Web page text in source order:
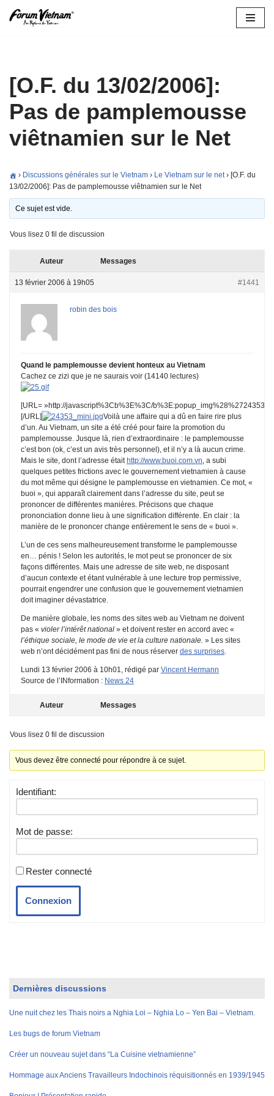
[O.F. du 13/02/2006]:
Pas de pamplemousse
viêtnamien sur le Net
› Discussions générales sur le Vietnam › Le Vietnam sur le net › [O.F. du
13/02/2006]: Pas de pamplemousse viêtnamien sur le Net
Ce sujet est vide.
Vous lisez 0 fil de discussion
Auteur Messages
13 février 2006 à 19h05 #1441
robin des bois
Quand le pamplemousse devient honteux au Vietnam
Cachez ce zizi que je ne saurais voir (14140 lectures)
[URL= »http://javascript%3Cb%3E%3C/
[/URL]
Voilà une affaire qui a dû en faire rire plus
d’un. Au Vietnam, un site a été créé pour faire la promotion du
pamplemousse. Jusque là, rien d’extraordinaire : le pamplemousse
c’est bon (ok, c’est un avis très personnel), et il n’y a là aucun crime.
Mais le site, dont l’adresse était http://www.buoi.com.vn , a subi
quelques petites frictions avec le gouvernement vietnamien à cause
du mot même qui désigne le pamplemousse en vietnamien. Ce mot, «
buoi », qui apparaît clairement dans l’adresse du site, peut se
prononcer de différentes manières. Précisons que chaque
prononciation donne lieu à une signification différente. En clair : la
manière de le prononcer change entièrement le sens de « buoi ».
L’un de ces sens malheureusement transforme le pamplemousse
en… pénis ! Selon les autorités, le mot peut se prononcer de six
façons différentes. Mais une adresse de site web, ne disposant
d’aucun contexte et étant vulnérable à une lecture trop permissive,
pourrait engendrer une confusion que le gouvernement vietnamien
doit imaginer dévastatrice.
De manière globale, les noms des sites web au Vietnam ne doivent
pas « violer l’intérêt national » et doivent rester en accord avec «
l’éthique sociale, le mode de vie et la culture nationale. » Les sites
web n’ont décidément pas fini de nous réserver des surprises
Lundi 13 février 2006 à 10h01, rédigé par Vincent Hermann
Source de l’INformation : News 24
Auteur Messages
Vous lisez 0 fil de discussion
Vous devez être connecté pour répondre à ce sujet.
Identifiant:
Mot de passe:
Rester connecté
Connexion
Dernières discussions
Une nuit chez les Thais noirs a Nghia Loi – Nghia Lo – Yen Bai – Vietnam.
Les bugs de forum Vietnam
Créer un nouveau sujet dans “La Cuisine vietnamienne”
Hommage aux Anciens Travailleurs Indochinois réquisitionnés en 1939/1945